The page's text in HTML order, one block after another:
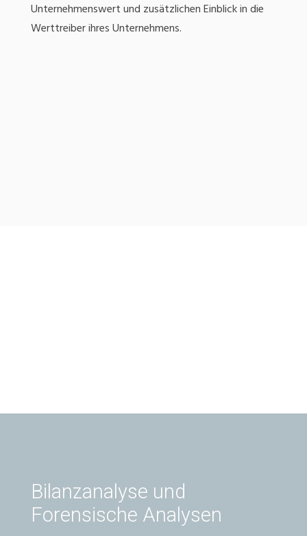
Unternehmenswert und zusätzlichen Einblick in die
Werttreiber ihres Unternehmens.
Bilanzanalyse und
Forensische Analysen